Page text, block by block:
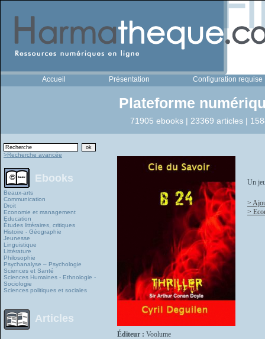
Accueil Présentation Configuration requise
Plateforme
71905 ebooks | 23369 articles |
>Recherche avancée
Ebooks
Beaux-arts
Communication
Droit
Economie et management
Education
Études littéraires, critiques
Histoire - Géographie
Jeunesse
Linguistique
Littérature
Philosophie
Psychanalyse – Psychologie
Sciences et Santé
Sciences Humaines - Ethnologie -
Sociologie
Sciences politiques et sociales
Articles
Éditeur : Voolume
Un
>
>